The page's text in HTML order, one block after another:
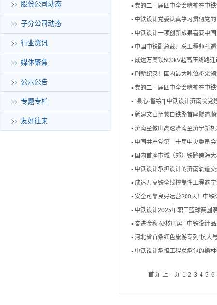
股份公司动态
子分公司动态
行业资讯
媒体聚焦
公示公告
专题专栏
友好往来
▪ 党的二十届四中全会精神在中
▪ 中铁设计党委认真学习贯彻党
▪ 中铁设计一项创新成果喜获中
▪ 中国中铁副总裁、总工程师孔
▪ 成达万高铁500kV超高压线路
▪ 刷新纪录！国内最大吨位桥梁
▪ 党的二十届四中全会精神在中
▪ “泉心·智绘”| 中铁设计济南院党
▪ 新建文山至蒙自铁路首座隧道
▪ 济南至微山高速济南至济宁新
▪ 中国共产党第二十届中央委员
▪ 国内首座市域（郊）铁路跨海
▪ 中铁设计承担设计的济南轨道
▪ 成达万高铁全线控制性工程遂
▪ 安全可靠良好运营200天！中铁
▪ 中铁设计2025年职工篮球赛圆
▪ 奋进金秋 硬核刷屏 | 中铁设计
▪ 河北省首条红色旅游专列“抗大
▪ 中铁设计承担工程总承包的榆
首页 上一页 1 2 3 4 5 6